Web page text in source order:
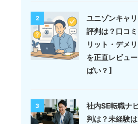
2
ユニゾンキャ
評判は？口コ
リット・デメ
を正直レビュ
ばい？】
3
社内SE転職ナ
判は？未経験